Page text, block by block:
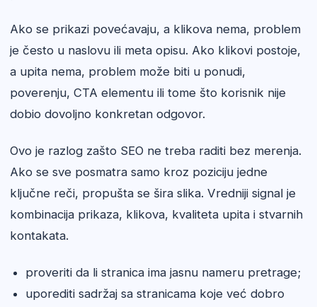
Ako se prikazi povećavaju, a klikova nema, problem
je često u naslovu ili meta opisu. Ako klikovi postoje,
a upita nema, problem može biti u ponudi,
poverenju, CTA elementu ili tome što korisnik nije
dobio dovoljno konkretan odgovor.
Ovo je razlog zašto SEO ne treba raditi bez merenja.
Ako se sve posmatra samo kroz poziciju jedne
ključne reči, propušta se šira slika. Vredniji signal je
kombinacija prikaza, klikova, kvaliteta upita i stvarnih
kontakata.
proveriti da li stranica ima jasnu nameru pretrage;
uporediti sadržaj sa stranicama koje već dobro